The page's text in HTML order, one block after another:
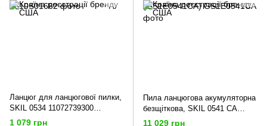
Ланцюг для ланцюгової пилки,
SKIL 0534 11072739300
(2610S01662)
1 079 грн
Пила ланцюгова акумуляторна
безщіткова, SKIL 0541 CA
11073400201 (GS1E0541CA)
11 029 грн